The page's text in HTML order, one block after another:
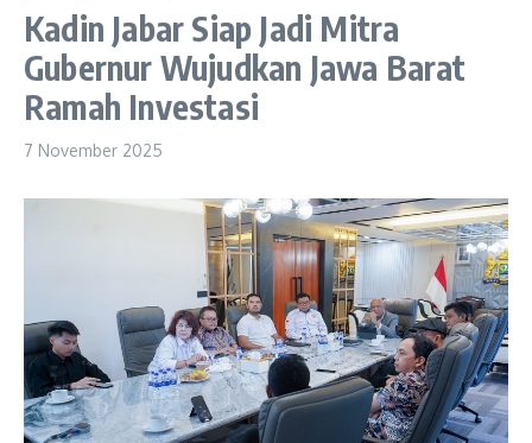
Kadin Jabar Siap Jadi Mitra
Gubernur Wujudkan Jawa Barat
Ramah Investasi
7 November 2025